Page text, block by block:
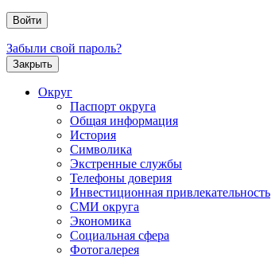
Забыли свой пароль?
Закрыть
Округ
Паспорт округа
Общая информация
История
Символика
Экстренные службы
Телефоны доверия
Инвестиционная привлекательность
СМИ округа
Экономика
Социальная сфера
Фотогалерея